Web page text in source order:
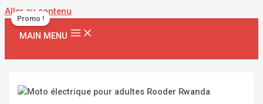
Aller au contenu
MAIN MENU
Promo !